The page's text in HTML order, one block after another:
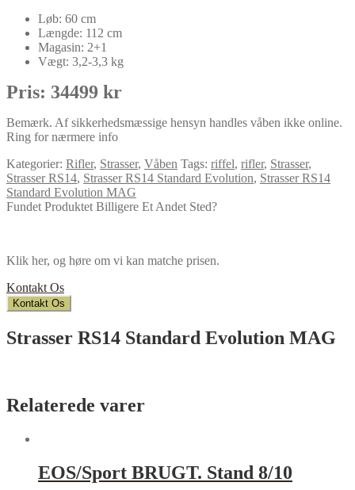
Løb: 60 cm
Længde: 112 cm
Magasin: 2+1
Vægt: 3,2-3,3 kg
Pris: 34499 kr
Bemærk. Af sikkerhedsmæssige hensyn handles våben ikke online.
Ring for nærmere info
Kategorier: Rifler, Strasser, Våben Tags: riffel, rifler, Strasser,
Strasser RS14, Strasser RS14 Standard Evolution, Strasser RS14
Standard Evolution MAG
Fundet Produktet Billigere Et Andet Sted?
Klik her, og høre om vi kan matche prisen.
Kontakt Os
Kontakt Os
Strasser RS14 Standard Evolution MAG
Relaterede varer
EOS/Sport BRUGT. Stand 8/10